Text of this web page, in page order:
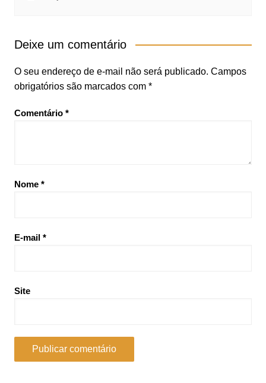
Deixe um comentário
O seu endereço de e-mail não será publicado. Campos
obrigatórios são marcados com *
Comentário *
Nome *
E-mail *
Site